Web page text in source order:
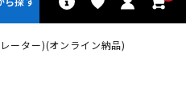
ーター)(オンライン納品)